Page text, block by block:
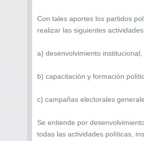
Con tales aportes los partidos
realizar las siguientes
a) desenvolvimiento institucional;
b) capacitación y formación
c) campañas electorales
Se entiende por
todas las actividades políticas,